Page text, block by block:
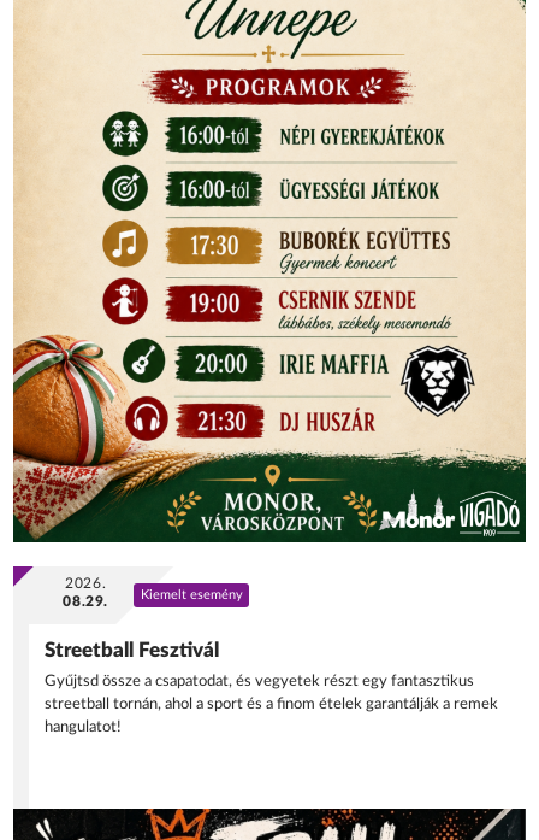
2026.
08.29.
Kiemelt esemény
Streetball Fesztivál
Gyűjtsd össze a csapatodat, és vegyetek részt egy fantasztikus
streetball tornán, ahol a sport és a finom ételek garantálják a remek
hangulatot!